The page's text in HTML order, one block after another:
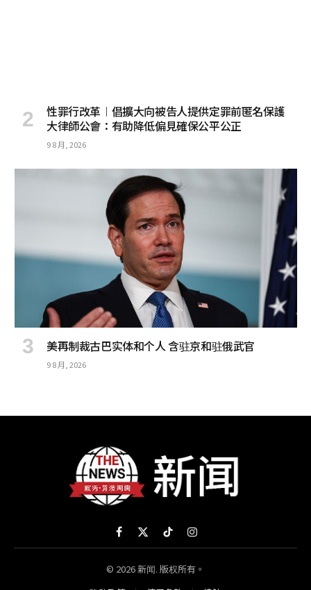
性罪行改革︱倡擴大向被告人提供定罪前匿名保護
大律師公會：有助降低偏見確保公平公正
9 8 月, 2026
美再制裁古巴实体和个人 含驻京和驻俄武官
9 8 月, 2026
Facebook
X
(Twitter)
TikTokInstagram
© 2026 新闻. 版权所有。